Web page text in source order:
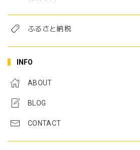
ふるさと納税
INFO
ABOUT
BLOG
CONTACT